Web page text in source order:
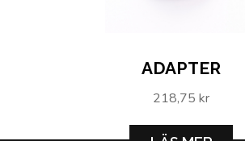
ADAPTER
218,75 kr